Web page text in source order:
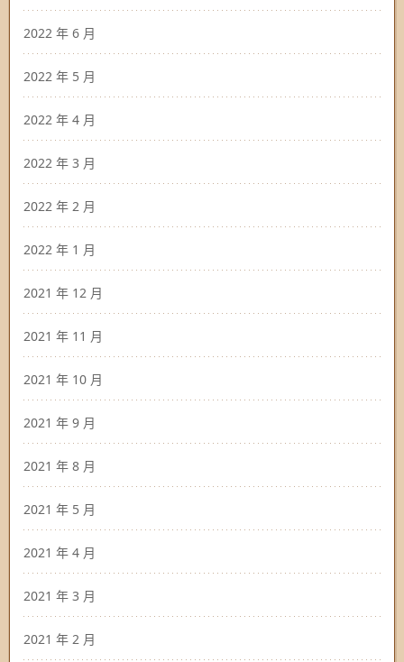
2022 年 6 月
2022 年 5 月
2022 年 4 月
2022 年 3 月
2022 年 2 月
2022 年 1 月
2021 年 12 月
2021 年 11 月
2021 年 10 月
2021 年 9 月
2021 年 8 月
2021 年 5 月
2021 年 4 月
2021 年 3 月
2021 年 2 月